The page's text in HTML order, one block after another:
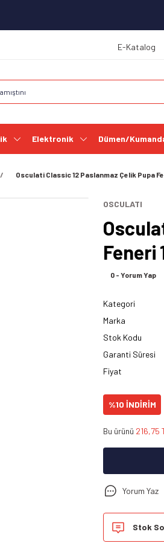
E-Katalog
Elektronik Dümen/
Osculati Classic 12 Paslanmaz Çelik Pupa
OSCULATI
Feneri
0 - Yorum Yap
Kategori
Marka
Stok Kodu
Garanti Süresi
Fiyat
%10 İNDİRİM
Bu ürünü 216,75
Yorum Yaz
Stok